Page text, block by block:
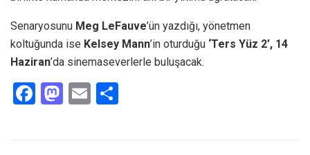
Senaryosunu Meg LeFauve’ün yazdığı, yönetmen
koltuğunda ise Kelsey Mann’in oturduğu ‘Ters Yüz 2’, 14
Haziran’da sinemaseverlerle buluşacak.
F
M E